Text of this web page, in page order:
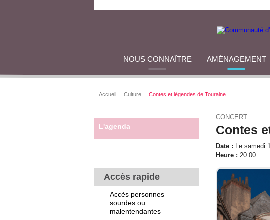
NOUS CONNAÎTRE AMÉNAGEMENT
Accueil Culture Contes et légendes de Touraine
L'agenda
Accès rapide
Accès personnes
sourdes ou
malentendantes
CONCERT
Contes
Date : Le samedi
Heure : 20:00